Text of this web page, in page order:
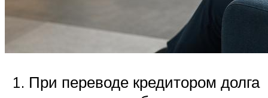
При переводе кредитором долга